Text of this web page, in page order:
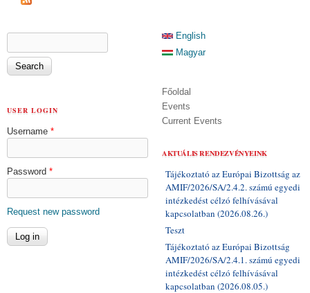
SEARCH FORM
USER LOGIN
Username *
Password *
Request new password
English
Magyar
Főoldal
Events
Current Events
AKTUÁLIS RENDEZVÉNYEINK
Tájékoztató az Európai Bizottság az
AMIF/2026/SA/2.4.2. számú egyedi
intézkedést célzó felhívásával
kapcsolatban (2026.08.26.)
Teszt
Tájékoztató az Európai Bizottság
AMIF/2026/SA/2.4.1. számú egyedi
intézkedést célzó felhívásával
kapcsolatban (2026.08.05.)